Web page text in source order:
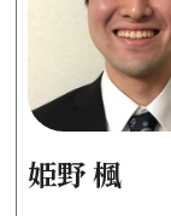
姫野 楓